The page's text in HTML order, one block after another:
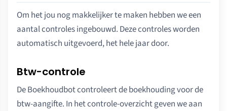
Om het jou nog makkelijker te maken hebben we een
aantal controles ingebouwd. Deze controles worden
automatisch uitgevoerd, het hele jaar door.
Btw-controle
De Boekhoudbot controleert de boekhouding voor de
btw-aangifte. In het controle-overzicht geven we aan